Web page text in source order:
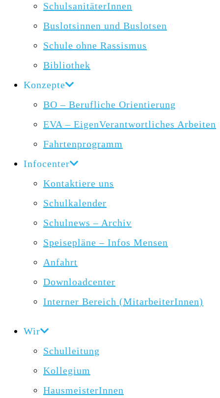
SchulsanitäterInnen
Buslotsinnen und Buslotsen
Schule ohne Rassismus
Bibliothek
Konzepte
BO – Berufliche Orientierung
EVA – EigenVerantwortliches Arbeiten
Fahrtenprogramm
Infocenter
Kontaktiere uns
Schulkalender
Schulnews – Archiv
Speisepläne – Infos Mensen
Anfahrt
Downloadcenter
Interner Bereich (MitarbeiterInnen)
Wir
Schulleitung
Kollegium
HausmeisterInnen